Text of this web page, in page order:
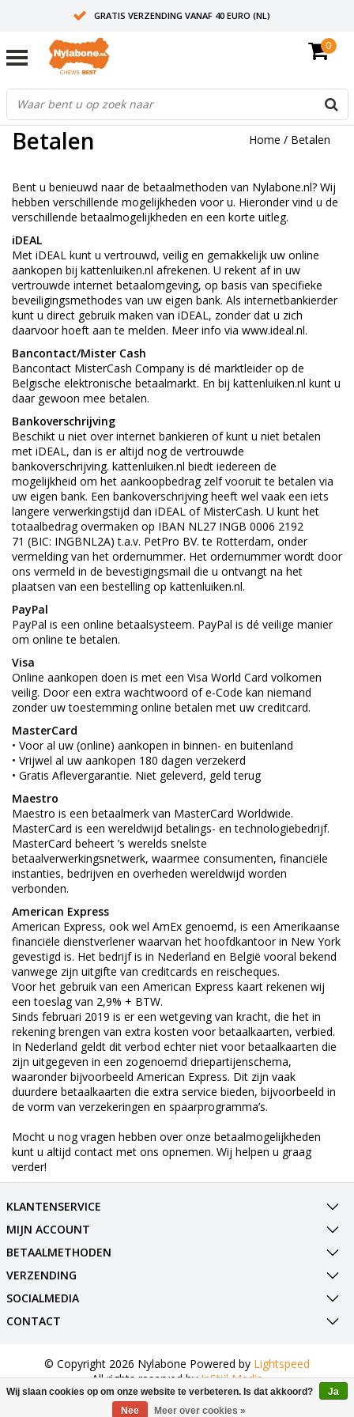
GRATIS VERZENDING VANAF 40 EURO (NL)
0
Betalen Home / Betalen
Bent u benieuwd naar de betaalmethoden van Nylabone.nl? Wij
hebben verschillende mogelijkheden voor u. Hieronder vind u de
verschillende betaalmogelijkheden en een korte uitleg.
iDEAL
Met iDEAL kunt u vertrouwd, veilig en gemakkelijk uw online
aankopen bij kattenluiken.nl afrekenen. U rekent af in uw
vertrouwde internet betaalomgeving, op basis van specifieke
beveiligingsmethodes van uw eigen bank. Als internetbankierder
kunt u direct gebruik maken van iDEAL, zonder dat u zich
daarvoor hoeft aan te melden. Meer info via www.ideal.nl.
Bancontact/Mister Cash
Bancontact MisterCash Company is dé marktleider op de
Belgische elektronische betaalmarkt. En bij kattenluiken.nl kunt u
daar gewoon mee betalen.
Bankoverschrijving
Beschikt u niet over internet bankieren of kunt u niet betalen
met iDEAL, dan is er altijd nog de vertrouwde
bankoverschrijving. kattenluiken.nl biedt iedereen de
mogelijkheid om het aankoopbedrag zelf vooruit te betalen via
uw eigen bank. Een bankoverschrijving heeft wel vaak een iets
langere verwerkingstijd dan iDEAL of MisterCash. U kunt het
totaalbedrag overmaken op IBAN NL27 INGB 0006 2192
71 (BIC: INGBNL2A) t.a.v. PetPro BV. te Rotterdam, onder
vermelding van het ordernummer. Het ordernummer wordt door
ons vermeld in de bevestigingsmail die u ontvangt na het
plaatsen van een bestelling op kattenluiken.nl.
PayPal
PayPal is een online betaalsysteem. PayPal is dé veilige manier
om online te betalen.
Visa
Online aankopen doen is met een Visa World Card volkomen
veilig. Door een extra wachtwoord of e-Code kan niemand
zonder uw toestemming online betalen met uw creditcard.
MasterCard
• Voor al uw (online) aankopen in binnen- en buitenland
• Vrijwel al uw aankopen 180 dagen verzekerd
• Gratis Aflevergarantie. Niet geleverd, geld terug
Maestro
Maestro is een betaalmerk van MasterCard Worldwide.
MasterCard is een wereldwijd betalings- en technologiebedrijf.
MasterCard beheert ’s werelds snelste
betaalverwerkingsnetwerk, waarmee consumenten, financiële
instanties, bedrijven en overheden wereldwijd worden
verbonden.
American Express
American Express, ook wel AmEx genoemd, is een Amerikaanse
financiële dienstverlener waarvan het hoofdkantoor in New York
gevestigd is. Het bedrijf is in Nederland en België vooral bekend
vanwege zijn uitgifte van creditcards en reischeques.
Voor het gebruik van een American Express kaart rekenen wij
een toeslag van 2,9% + BTW.
Sinds februari 2019 is er een wetgeving van kracht, die het in
rekening brengen van extra kosten voor betaalkaarten, verbied.
In Nederland geldt dit verbod echter niet voor betaalkaarten die
zijn uitgegeven in een zogenoemd driepartijenschema,
waaronder bijvoorbeeld American Express. Dit zijn vaak
duurdere betaalkaarten die extra service bieden, bijvoorbeeld in
de vorm van verzekeringen en spaarprogramma’s.
Mocht u nog vragen hebben over onze betaalmogelijkheden
kunt u altijd contact met ons opnemen. Wij helpen u graag
verder!
KLANTENSERVICE
MIJN ACCOUNT
BETAALMETHODEN
VERZENDING
SOCIALMEDIA
CONTACT
© Copyright 2026 Nylabone Powered by Lightspeed
All rights reserved byInStijl Media
Wij slaan cookies op om onze website te verbeteren. Is dat akkoord?
Ja
Nee
Meer over cookies »